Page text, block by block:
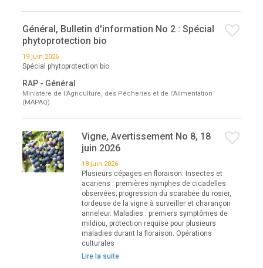
Général, Bulletin d'information No 2 : Spécial
phytoprotection bio
19 juin 2026
Spécial phytoprotection bio
RAP - Général
Ministère de l'Agriculture, des Pêcheries et de l'Alimentation
(MAPAQ)
Vigne, Avertissement No 8, 18
juin 2026
18 juin 2026
Plusieurs cépages en floraison. Insectes et
acariens : premières nymphes de cicadelles
observées; progression du scarabée du rosier,
tordeuse de la vigne à surveiller et charançon
anneleur. Maladies : premiers symptômes de
mildiou, protection requise pour plusieurs
maladies durant la floraison. Opérations
culturales
Lire la suite